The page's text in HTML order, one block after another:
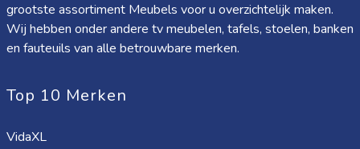
grootste assortiment Meubels voor u overzichtelijk maken.
Wij hebben onder andere tv meubelen, tafels, stoelen, banken
en fauteuils van alle betrouwbare merken.
Top 10 Merken
VidaXL